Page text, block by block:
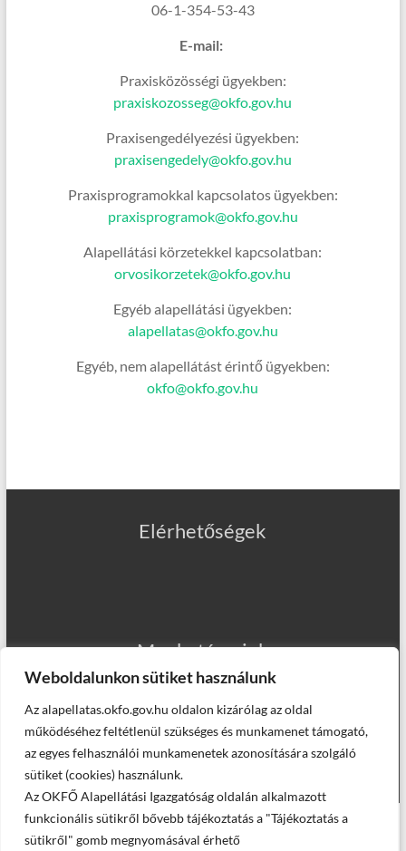
Weboldalunkon sütiket használunk
Az alapellatas.okfo.gov.hu oldalon kizárólag az oldal
működéséhez feltétlenül szükséges és munkamenet támogató,
az egyes felhasználói munkamenetek azonosítására szolgáló
sütiket (cookies) használunk.
Az OKFŐ Alapellátási Igazgatóság oldalán alkalmazott
funkcionális sütikről bővebb tájékoztatás a "Tájékoztatás a
sütikről" gomb megnyomásával érhető
06-1-354-53-43
E-mail:
Praxisközösségi ügyekben:
praxiskozosseg@okfo.gov.hu
Praxisengedélyezési ügyekben:
praxisengedely@okfo.gov.hu
Praxisprogramokkal kapcsolatos ügyekben:
praxisprogramok@okfo.gov.hu
Alapellátási körzetekkel kapcsolatban:
orvosikorzetek@okfo.gov.hu
Egyéb alapellátási ügyekben:
alapellatas@okfo.gov.hu
Egyéb, nem alapellátást érintő ügyekben:
okfo@okfo.gov.hu
Elérhetőségek
Munkatársaink
Helyettesítő háziorvosaink
© Országos Kórházi Főigazgatóság, Alapellátási Igazgatóság -
2025